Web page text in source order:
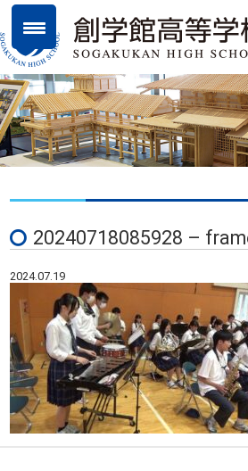
20240718085928 –
2024.07.19